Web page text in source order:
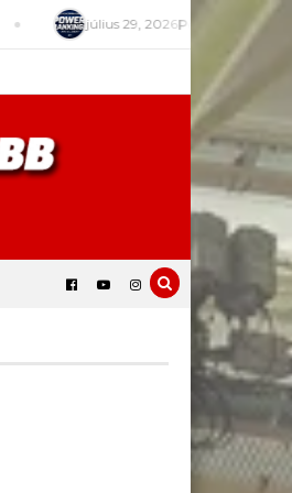
július 29, 2026Power Rankings 26/27 –